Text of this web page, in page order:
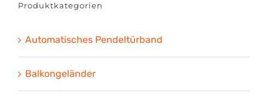
Produktkategorien
Automatisches Pendeltürband
Balkongeländer